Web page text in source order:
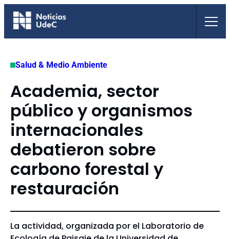
Saltar
Salud & Medio Ambiente
Academia, sector
público y organismos
internacionales
debatieron sobre
carbono forestal y
restauración
La actividad, organizada por el Laboratorio de